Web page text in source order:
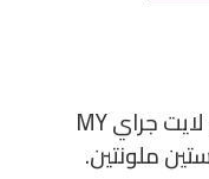
العبوة : عبوة عدسات ماي لنس لايت جراي MY